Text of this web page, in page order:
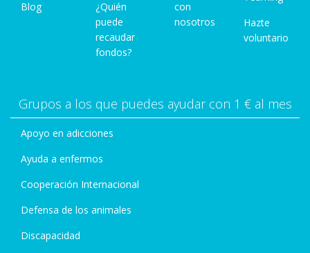
Blog
¿Quién
puede
recaudar
fondos?
con
nosotros
Hazte
voluntario
Grupos a los que puedes ayudar con 1 € al mes
Apoyo en adicciones
Ayuda a enfermos
Cooperación Internacional
Defensa de los animales
Discapacidad